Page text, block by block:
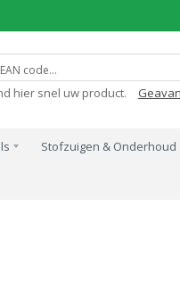
hier snel uw product.
Stofzuigen & Onderhoud